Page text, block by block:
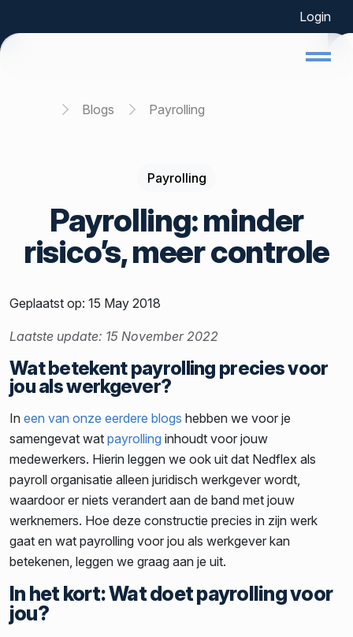
Login
Home Blogs Payrolling
Payrolling
Payrolling: minder
risico’s, meer controle
Geplaatst op: 15 May 2018
Laatste update: 15 November 2022
Wat betekent payrolling precies voor
jou als werkgever?
In een van onze eerdere blogs hebben we voor je
samengevat wat payrolling inhoudt voor jouw
medewerkers. Hierin leggen we ook uit dat Nedflex als
payroll organisatie alleen juridisch werkgever wordt,
waardoor er niets verandert aan de band met jouw
werknemers. Hoe deze constructie precies in zijn werk
gaat en wat payrolling voor jou als werkgever kan
betekenen, leggen we graag aan je uit.
In het kort: Wat doet payrolling voor
jou?